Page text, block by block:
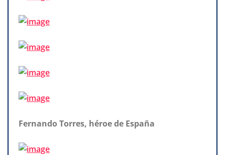
Fernando Torres, héroe de España